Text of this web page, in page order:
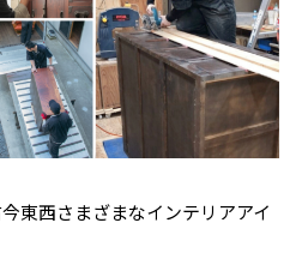
東西さまざまなインテリアアイ